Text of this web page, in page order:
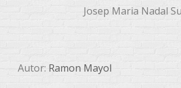
Josep Maria Nadal
Autor: Ramon Mayol